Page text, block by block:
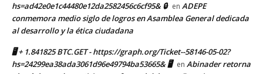
hs=ad42e0e1c44480e12da2582456c6cf95& 🔒 en ADEPE
conmemora medio siglo de logros en Asamblea General dedicada
al desarrollo y la ética ciudadana
🖥 + 1.841825 BTC.GET - https://graph.org/Ticket--58146-05-02?
hs=24299ea38ada3061d96e49794ba53665& 🖥 en Abinader retorna